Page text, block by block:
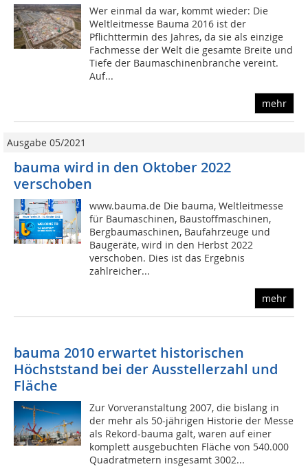
Wer einmal da war, kommt wieder: Die
Weltleitmesse Bauma 2016 ist der
Pflichttermin des Jahres, da sie als einzige
Fachmesse der Welt die gesamte Breite und
Tiefe der Baumaschinenbranche vereint.
Auf...
mehr
Ausgabe 05/2021
bauma wird in den Oktober 2022
verschoben
www.bauma.de Die bauma, Weltleitmesse
für Baumaschinen, Baustoffmaschinen,
Bergbaumaschinen, Baufahrzeuge und
Baugeräte, wird in den Herbst 2022
verschoben. Dies ist das Ergebnis
zahlreicher...
mehr
bauma 2010 erwartet historischen
Höchststand bei der Ausstellerzahl und
Fläche
Zur Vorveranstaltung 2007, die bislang in
der mehr als 50-jährigen Historie der Messe
als Rekord-bauma galt, waren auf einer
komplett ausgebuchten Fläche von 540.000
Quadratmetern insgesamt 3002...